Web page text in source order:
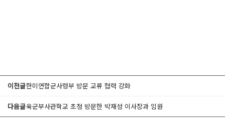
이전글한미연합군사령부 방문 교류 협력 강화
다음글육군부사관학교 초청 방문한 박재성 이사장과 임원